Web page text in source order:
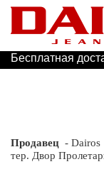
Бесплатная
Продавец - Dairos
тер. Двор